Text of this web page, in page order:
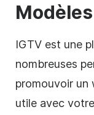
IGTV est une
nombreuses
promouvoir un
utile avec